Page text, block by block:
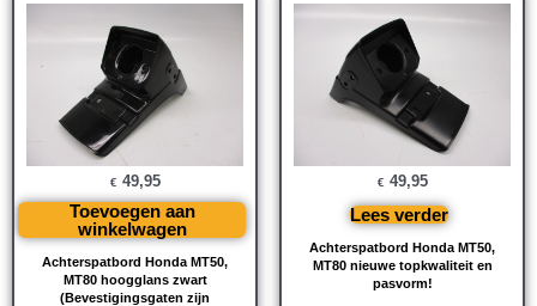
Achterspatbord Honda MT50,
MT80 hoogglans zwart
(Bevestigingsgaten zijn
€ 49,95
Toevoegen aan
winkelwagen
Achterspatbord Honda MT50,
MT80 nieuwe topkwaliteit en
pasvorm!
€ 49,95
Lees verder